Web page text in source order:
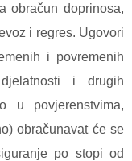
obračun doprinosa,
i regres. Ugovori
i povremenih
i drugih
u povjerenstvima,
obračunavat će se
po stopi od